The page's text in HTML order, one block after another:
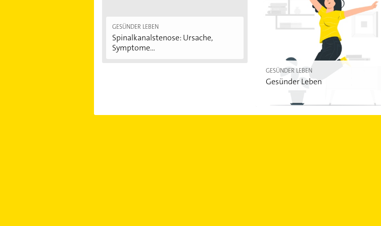
von 20.000 Euro müssen also nicht mehr als 400 Euro an Zuzahlungen geleistet
GESÜNDER LEBEN
Spinalkanalstenose: Ursache,
Symptome...
GESÜNDER LEBEN
Gesünder Leben